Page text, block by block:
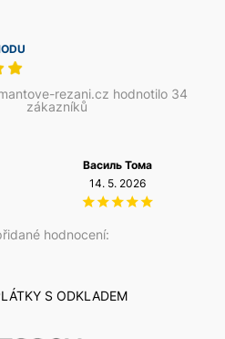
rezani.cz hodnotilo 34
zákazníků
hodnocení:
Василь Тома
14. 5. 2026
S ODKLADEM